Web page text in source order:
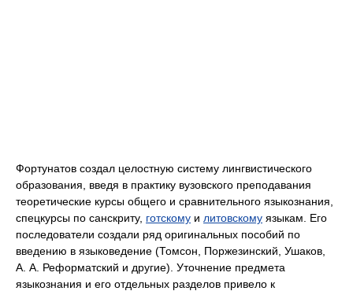
Фортунатов создал целостную систему лингвистического
образования, введя в практику вузовского преподавания
теоретические курсы общего и сравнительного языкознания,
спецкурсы по санскриту, готскому и литовскому языкам. Его
последователи создали ряд оригинальных пособий по
введению в языковедение (Томсон, Поржезинский, Ушаков,
А. А. Реформатский и другие). Уточнение предмета
языкознания и его отдельных разделов привело к